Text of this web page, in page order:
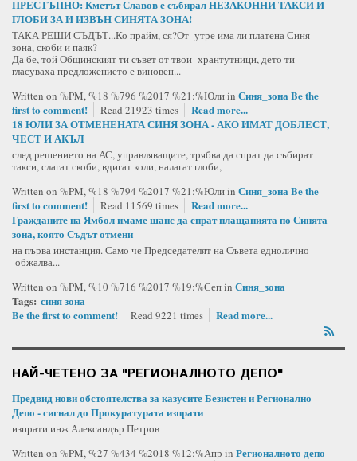
ПРЕСТЪПНО: Кметът Славов е събирал НЕЗАКОННИ ТАКСИ И
ГЛОБИ ЗА И ИЗВЪН СИНЯТА ЗОНА!
ТАКА РЕШИ СЪДЪТ...Ко прайм, ся?От утре има ли платена Синя
зона, скоби и паяк?
Да бе, той Общинският ти съвет от твои хрантутници, дето ти
гласуваха предложението е виновен...
Written on %PM, %18 %796 %2017 %21:%Юлиin Синя_зонаBe the
first to comment!
Read 21923 times
Read more...
18 ЮЛИ ЗА ОТМЕНЕНАТА СИНЯ ЗОНА - АКО ИМАТ ДОБЛЕСТ,
ЧЕСТ И АКЪЛ
след решението на АС, управляващите, трябва да спрат да събират
такси, слагат скоби, вдигат коли, налагат глоби,
Written on %PM, %18 %794 %2017 %21:%Юлиin Синя_зонаBe the
first to comment!
Read 11569 times
Read more...
Гражданите на Ямбол имаме шанс да спрат плащанията по Синята
зона, която Съдът отмени
на първа инстанция. Само че Председателят на Съвета еднолично
обжалва...
Written on %PM, %10 %716 %2017 %19:%Сепin Синя_зона
Tags: синя зона
Be the first to comment!
Read 9221 times Read more...
НАЙ-ЧЕТЕНО ЗА "РЕГИОНАЛНОТО ДЕПО"
Предвид нови обстоятелства за казусите Безистен и Регионално
Депо - сигнал до Прокуратурата изпрати
изпрати инж Александър Петров
Written on %PM, %27 %434 %2018 %12:%Апр in Регионалното депо